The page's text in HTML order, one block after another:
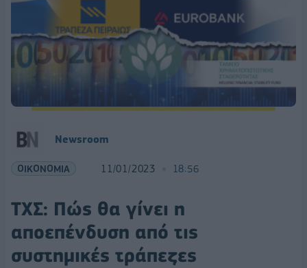
Newsroom
ΟΙΚΟΝΟΜΙΑ 11/01/2023 18:56
ΤΧΣ: Πώς θα γίνει η
αποεπένδυση από τις
συστημικές τράπεζες